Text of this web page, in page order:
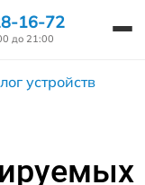
16-72
до 21:00
устройств